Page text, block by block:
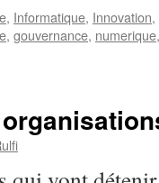
, Informatique, Innovation,
, gouvernance, numerique